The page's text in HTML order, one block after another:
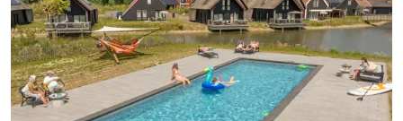
Spielplätze
-
Indoor-
Spielplätze
-
Bowling
-